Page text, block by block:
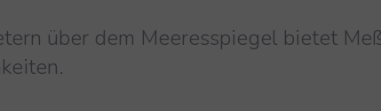
über dem Meeresspiegel bietet